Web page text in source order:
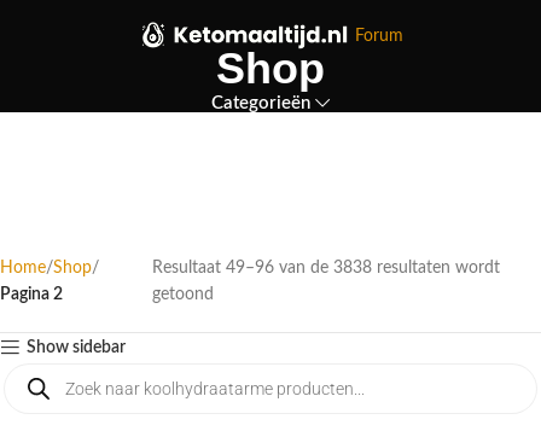
Forum
Shop
Categorieën
Home Shop
Pagina 2
Resultaat 49–96 van de 3838 resultaten wordt
getoond
Show sidebar